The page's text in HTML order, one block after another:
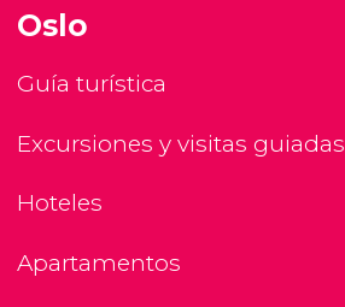
Oslo
Guía turística
Excursiones y visitas guiadas
Hoteles
Apartamentos